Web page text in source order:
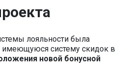
лояльности была
имеющуюся систему скидок в
новой бонусной